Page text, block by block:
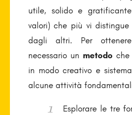
utile, solido e
valori) che più vi
dagli altri. Per
necessario un metodo che
in modo creativo e
alcune attività
Esplorare le tre